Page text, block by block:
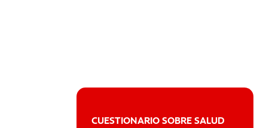
CUESTIONARIO SOBRE SALUD